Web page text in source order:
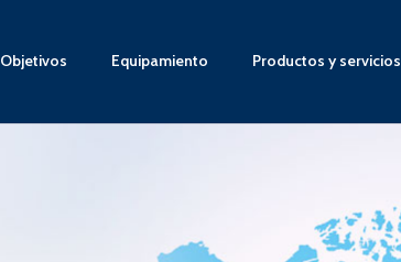
Objetivos Equipamiento Productos y servicios